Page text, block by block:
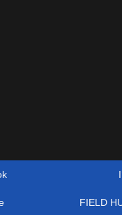
FIELD